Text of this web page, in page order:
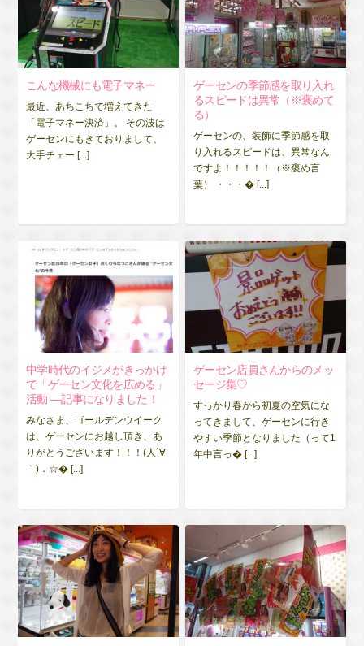
こんな機械にも電子マネー
最近、あちこちで増えてきた
「電子マネー決済」。 その波は
ゲーセンにもきておりまして、
大手チェー [...]
ゲーセンの季節感を取り入れ
るスピードは異常（※褒めて
る）
ゲーセンの、装飾に季節感を取
り入れるスピードは、異常なん
ですよ！！！！！（※褒め言
葉） ・・・� [...]
中学時代のイジメがきっかけ
で「ゲーセン文化を広める」
活動 —記事になりました！
みなさま、ゴールデンウイーク
は、ゲーセンにお越し頂き、あ
りがとうございます！！！(人´∀
｀)．☆� [...]
ゲーセン店員さんからのメッ
セージ集♡
すっかり春から初夏の空気にな
ってきまして、ゲーセンに行き
やすい季節となりました（って1
年中言っ� [...]